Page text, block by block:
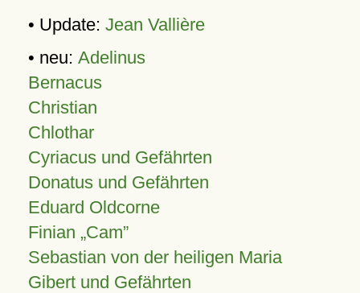
• Update: Jean Vallière
• neu: Adelinus
Bernacus
Christian
Chlothar
Cyriacus und Gefährten
Donatus und Gefährten
Eduard Oldcorne
Finian Cam
Sebastian von der heiligen Maria
Gibert und Gefährten